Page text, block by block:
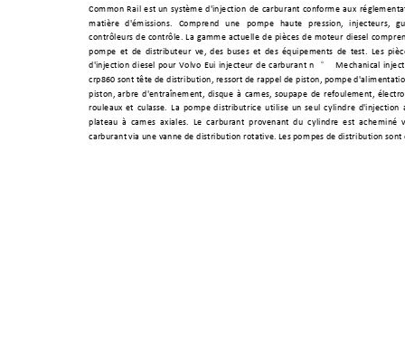
Common Rail est un système d'injection de carburant conforme aux
matière d'émissions.
Comprend une pompe haute pression, injecteurs,
contrôleurs de contrôle. La gamme actuelle de pièces de moteur diesel c
pompe et de distributeur ve, des buses et des équipements de test. Les
d'injection d iesel pour Volvo Eui injecteur de carburant n °Mechanical i
crp860 sont tête de distribution, ressort de rappel de piston, pompe
piston, arbre d'entraînement, disque à cames, soupape de refoulement,
rouleaux et culasse.
La pompe d istributrice utilise un seul cylind re d'injection
plateau à cames axiales.
Le carburant provenant du cylindre est
acheminé
carburant via une vanne de distribution rotative. Les pompes de distribution sont